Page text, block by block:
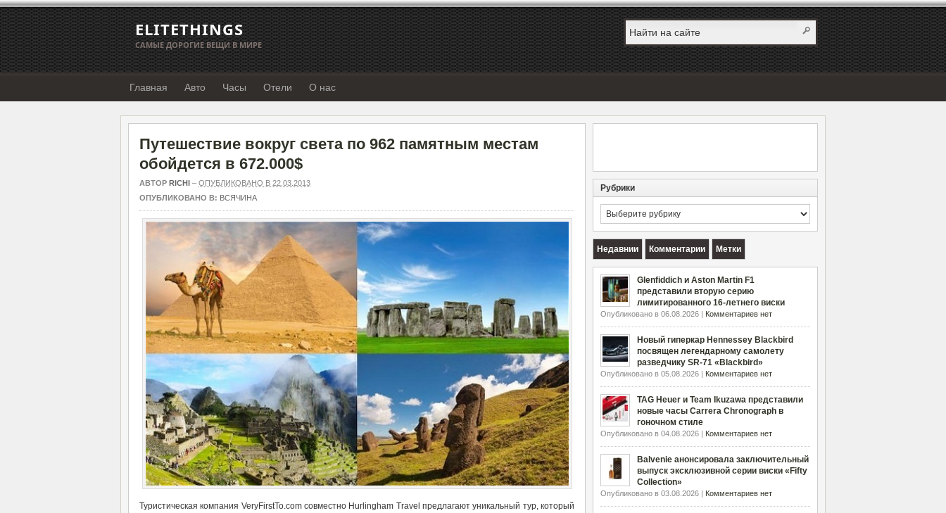
ELITETHINGS
САМЫЕ ДОРОГИЕ ВЕЩИ В МИРЕ
Главная Авто Часы Отели О нас
Путешествие вокруг света по 962 памятным местам
обойдется в 672.000$
АВТОР RICHI – ОПУБЛИКОВАНО В 22.03.2013
ОПУБЛИКОВАНО В: ВСЯЧИНА
Туристическая компания VeryFirstTo.com совместно Hurlingham Travel предлагают уникальный тур, который
Рубрики
Рубрики
Недавнии Комментарии Метки
Glenfiddich и Aston Martin F1
представили вторую серию
лимитированного 16-летнего виски
Опубликовано в 06.08.2026 | Комментариев нет
Новый гиперкар Hennessey Blackbird
посвящен легендарному самолету
разведчику SR-71 «Blackbird»
Опубликовано в 05.08.2026 | Комментариев нет
TAG Heuer и Team Ikuzawa представили
новые часы Carrera Chronograph в
гоночном стиле
Опубликовано в 04.08.2026 | Комментариев нет
Balvenie анонсировала заключительный
выпуск эксклюзивной серии виски «Fifty
Collection»
Опубликовано в 03.08.2026 | Комментариев нет